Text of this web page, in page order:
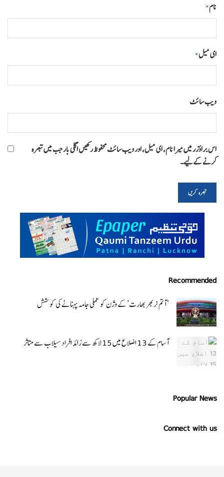
نام*
ای میل*
ویب‌ سائٹ
اس براؤزر میں میرا نام، ای میل، اور ویب سائٹ محفوظ رکھیں اگلی بار جب میں تبصرہ
کرنے کےلیے۔
Recommended
‘ آتم نربھر بھارت’ کے وژن کو عملی جامہ پہنانے کی کوشش
آسام کے 13 اضلاع میں 15 لاکھ سے زائد افراد سیلاب سے متاثر
Popular News
Connect with us